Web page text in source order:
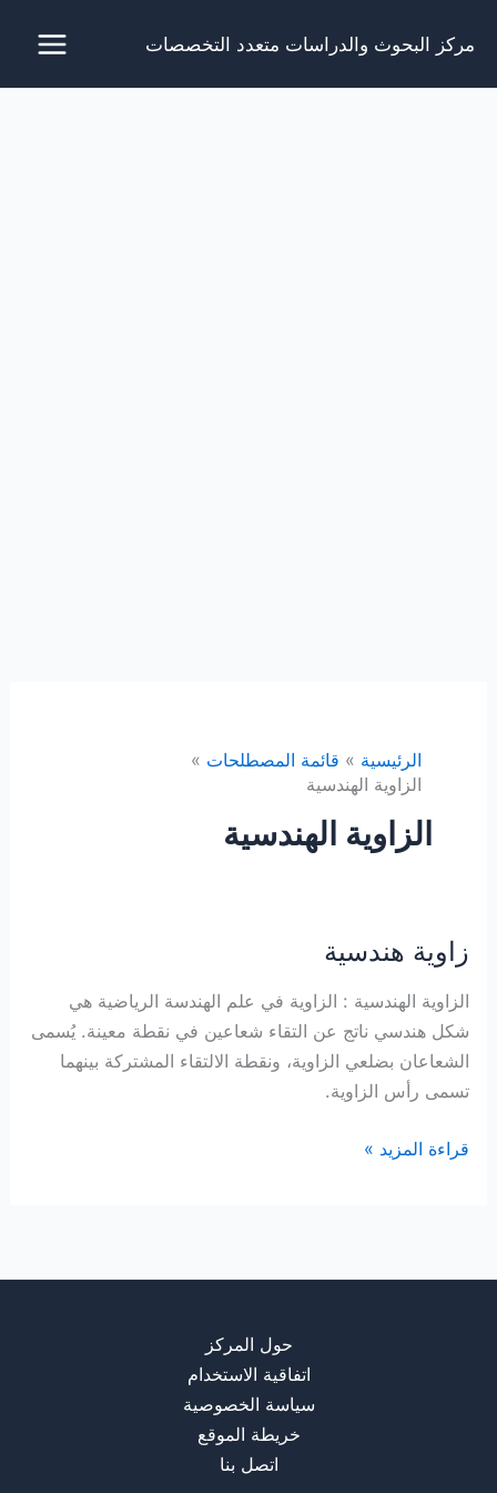
مركز البحوث والدراسات متعدد التخصصات
الرئيسية
قائمة المصطلحات
الزاوية الهندسية
الزاوية الهندسية
زاوية هندسية
الزاوية الهندسية : الزاوية في علم الهندسة الرياضية هي
شكل هندسي ناتج عن التقاء شعاعين في نقطة معينة. يُسمى
الشعاعان بضلعي الزاوية، ونقطة الالتقاء المشتركة بينهما
تسمى رأس الزاوية.
زاوية
قراءة المزيد »
حول المركز
اتفاقية الاستخدام
سياسة الخصوصية
خريطة الموقع
اتصل بنا